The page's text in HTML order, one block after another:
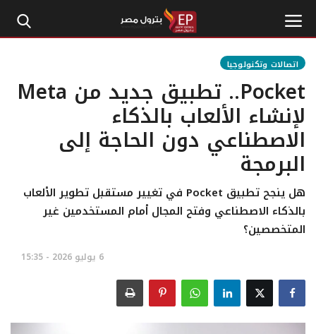
الرئيسية
إتصل بنا
بترول
أخبار مصر
اقتصاد وأموال
طاقة
اتصالات وتكنولوجيا
Pocket.. تطبيق جديد من Meta
لإنشاء الألعاب بالذكاء
الاصطناعي دون الحاجة إلى
البرمجة
هل ينجح تطبيق Pocket في تغيير مستقبل تطوير الألعاب
بالذكاء الاصطناعي وفتح المجال أمام المستخدمين غير
المتخصصين؟
6 يوليو 2026 - 15:35